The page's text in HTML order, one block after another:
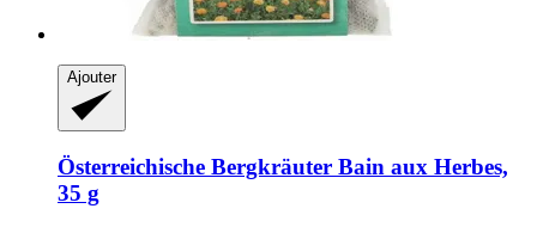
Ajouter
Österreichische Bergkräuter Bain aux Herbes,
35 g